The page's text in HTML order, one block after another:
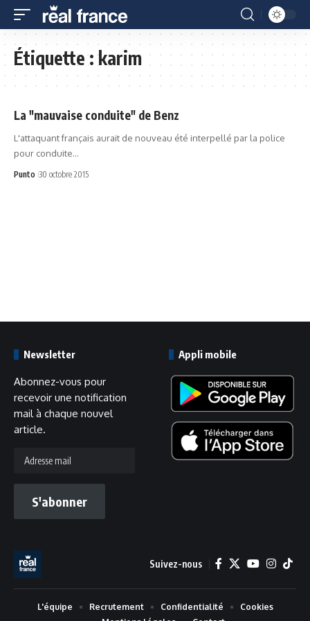
Étiquette :karim
La "mauvaise conduite" de Benz
L'attaquant français aurait de nouveau été interpellé par la police
pour conduite…
Punto 30 octobre 2015
Newsletter
Abonnez-vous pour
recevoir une notification
mail à chaque nouvel
article.
mail
S'abonner
Appli mobile
Suivez-nous
L'équipe Recrutement Confidentialité
Cookies